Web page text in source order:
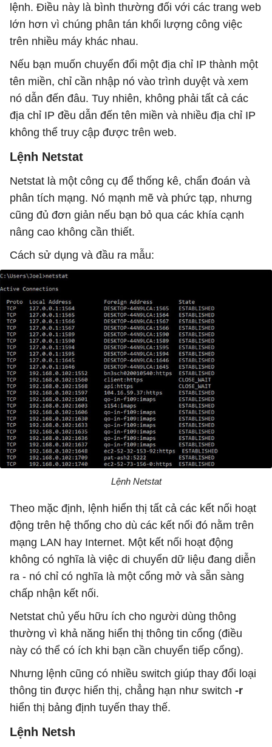
lệnh. Điều này là bình thường đối với các trang web
lớn hơn vì chúng phân tán khối lượng công việc
trên nhiều máy khác nhau.
Nếu bạn muốn chuyển đổi một địa chỉ IP thành một
tên miền, chỉ cần nhập nó vào trình duyệt và xem
nó dẫn đến đâu. Tuy nhiên, không phải tất cả các
địa chỉ IP đều dẫn đến tên miền và nhiều địa chỉ IP
không thể truy cập được trên web.
Lệnh Netstat
Netstat là một công cụ để thống kê, chẩn đoán và
phân tích mạng. Nó mạnh mẽ và phức tạp, nhưng
cũng đủ đơn giản nếu bạn bỏ qua các khía cạnh
nâng cao không cần thiết.
Cách sử dụng và đầu ra mẫu:
Lệnh Netstat
Theo mặc định, lệnh hiển thị tất cả các kết nối hoạt
động trên hệ thống cho dù các kết nối đó nằm trên
mạng LAN hay Internet. Một kết nối hoạt động
không có nghĩa là việc di chuyển dữ liệu đang diễn
ra - nó chỉ có nghĩa là một cổng mở và sẵn sàng
chấp nhận kết nối.
Netstat chủ yếu hữu ích cho người dùng thông
thường vì khả năng hiển thị thông tin cổng (điều
này có thể có ích khi bạn cần chuyển tiếp cổng).
Nhưng lệnh cũng có nhiều switch giúp thay đổi loại
thông tin được hiển thị, chẳng hạn như switch -r
hiển thị bảng định tuyến thay thế.
Lệnh Netsh